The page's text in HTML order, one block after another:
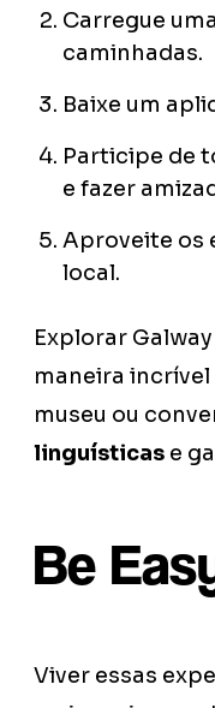
Carregue
caminhadas.
Baixe um
Participe de
e fazer
Aproveite os
local.
Explorar
maneira
museu ou
linguísticas e
Be
Viver essas